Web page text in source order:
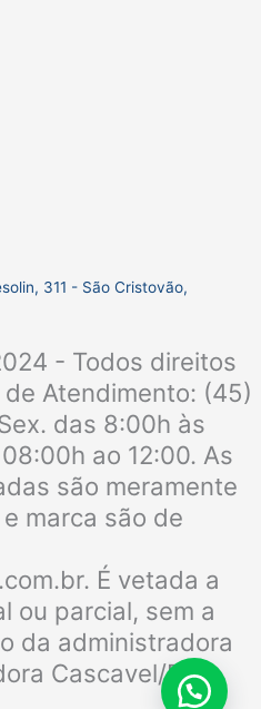
311 - São Cristovão,
- Todos direitos
Atendimento: (45)
das 8:00h às
ao 12:00. As
são meramente
marca são de
É vetada a
ou parcial, sem a
da administradora
Cascavel/PR